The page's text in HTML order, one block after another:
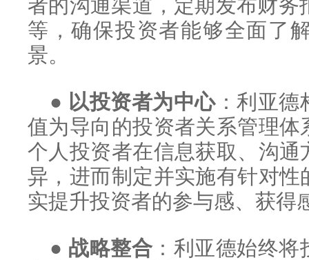
者的沟通渠道，定期发布财
等，确保投资者能够全面了
景。
● 以投资者为中心：利亚德
值为导向的投资者关系管理
个人投资者在信息获取、沟
异，进而制定并实施有针对
实提升投资者的参与感、获得
● 战略整合：利亚德始终将